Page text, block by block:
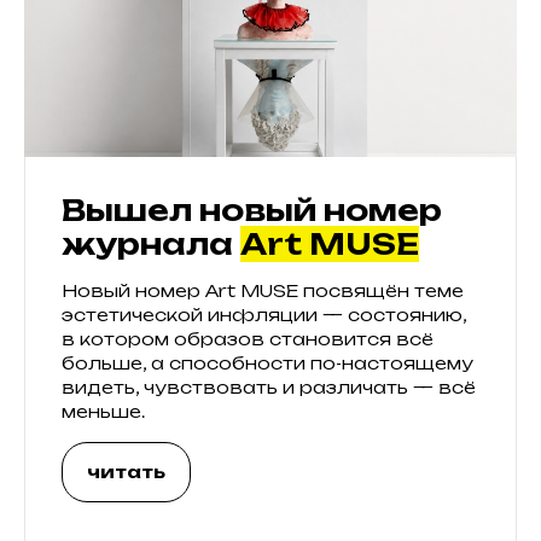
Вышел новый номер
журнала Art MUSE
Новый номер Art MUSE посвящён теме
эстетической инфляции — состоянию,
в котором образов становится всё
больше, а способности по-настоящему
видеть, чувствовать и различать — всё
меньше.
читать